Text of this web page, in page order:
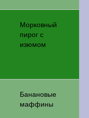
Морковный
пирог с
изюмом
Банановые
маффины